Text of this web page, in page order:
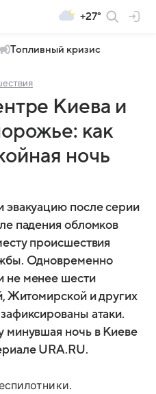
+27°
Топливный кризис
Киева и
как
ночь
эвакуацию после серии
падения обломков
происшествия
Одновременно
не менее шести
Житомирской и других
атаки.
минувшая ночь в Киеве
URA.RU.